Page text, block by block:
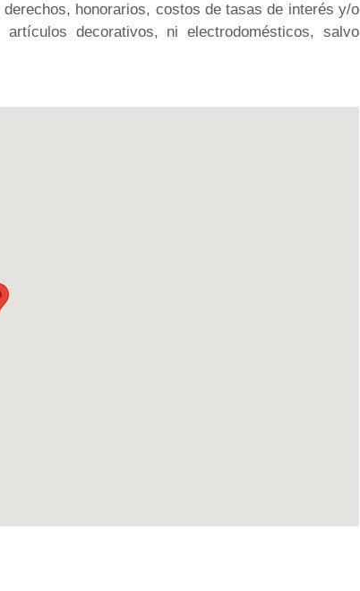
honorarios, costos de tasas de interés y/o
decorativos, ni electrodomésticos, salvo